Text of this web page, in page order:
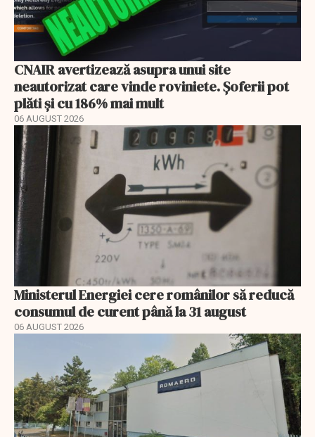
CNAIR avertizează asupra unui site
neautorizat care vinde roviniete. Șoferii pot
plăti și cu 186% mai mult
06 AUGUST 2026
Ministerul Energiei cere românilor să reducă
consumul de curent până la 31 august
06 AUGUST 2026